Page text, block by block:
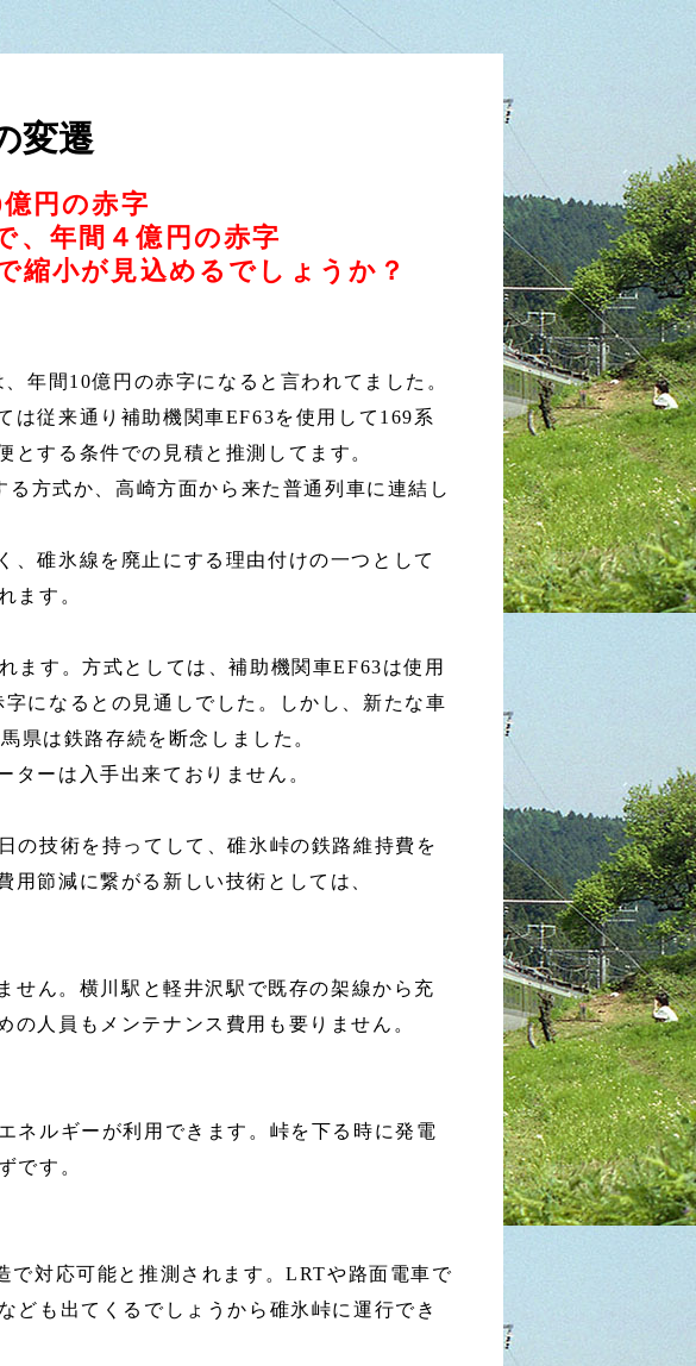
変遷
円の赤字
、年間４億円の赤字
縮小が見込めるでしょうか？
年間10億円の赤字になると言われてました。
は従来通り補助機関車EF63を使用して169系
する条件での見積と推測してます。
方式か、高崎方面から来た普通列車に連結し
、碓氷線を廃止にする理由付けの一つとして
ます。
ます。方式としては、補助機関車EF63は使用
になるとの見通しでした。しかし、新たな車
県は鉄路存続を断念しました。
ターは入手出来ておりません。
の技術を持ってして、碓氷峠の鉄路維持費を
節減に繋がる新しい技術としては、
せん。横川駅と軽井沢駅で既存の架線から充
人員もメンテナンス費用も要りません。
ネルギーが利用できます。峠を下る時に発電
です。
対応可能と推測されます。LRTや路面電車で
も出てくるでしょうから碓氷峠に運行でき